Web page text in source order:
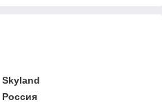
Skyland
Россия